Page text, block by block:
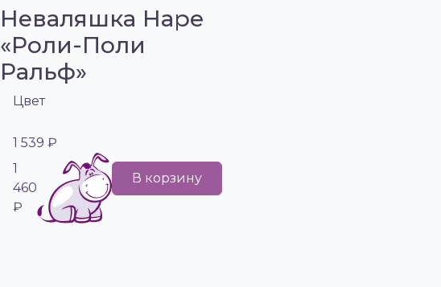
Неваляшка Hape
«Роли-Поли
Ральф»
Цвет
1 539 ₽
1
460
₽
В корзину